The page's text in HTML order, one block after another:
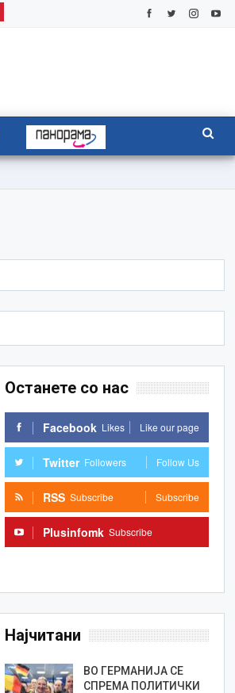
Останете со нас
Facebook Likes Like our page
Twitter Followers Follow Us
RSS Subscribe Subscribe
Plusinfomk Subscribe
Најчитани
ВО ГЕРМАНИЈА СЕ
СПРЕМА ПОЛИТИЧКИ